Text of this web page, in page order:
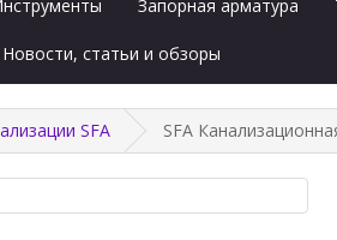
Запорная арматура
Новости, статьи и обзоры
SFA SFA